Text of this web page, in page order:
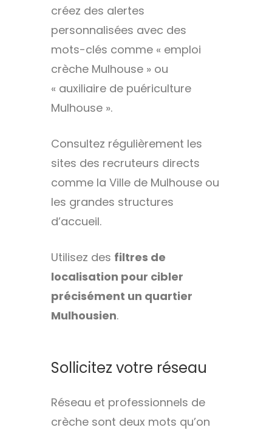
créez des alertes
personnalisées avec des
mots-clés comme « emploi
crèche Mulhouse » ou
« auxiliaire de puériculture
Mulhouse ».
Consultez régulièrement les
sites des recruteurs directs
comme la Ville de Mulhouse ou
les grandes structures
d’accueil.
Utilisez des filtres de
localisation pour cibler
précisément un quartier
Mulhousien.
Sollicitez votre réseau
Réseau et professionnels de
crèche sont deux mots qu’on